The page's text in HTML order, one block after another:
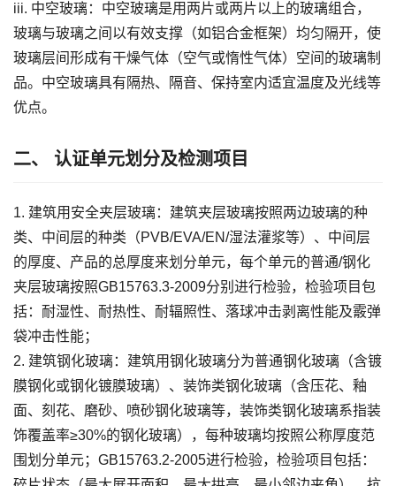
iii. 中空玻璃：中空玻璃是用两片或两片以上的玻璃组合，
玻璃与玻璃之间以有效支撑（如铝合金框架）均匀隔开，使
玻璃层间形成有干燥气体（空气或惰性气体）空间的玻璃制
品。中空玻璃具有隔热、隔音、保持室内适宜温度及光线等
优点。
二、 认证单元划分及检测项目
1. 建筑用安全夹层玻璃：建筑夹层玻璃按照两边玻璃的种
类、中间层的种类（PVB/EVA/EN/湿法灌浆等）、中间层
的厚度、产品的总厚度来划分单元，每个单元的普通/钢化
夹层玻璃按照GB15763.3-2009分别进行检验，检验项目包
括：耐湿性、耐热性、耐辐照性、落球冲击剥离性能及霰弹
袋冲击性能；
2. 建筑钢化玻璃：建筑用钢化玻璃分为普通钢化玻璃（含镀
膜钢化或钢化镀膜玻璃）、装饰类钢化玻璃（含压花、釉
面、刻花、磨砂、喷砂钢化玻璃等，装饰类钢化玻璃系指装
饰覆盖率≥30%的钢化玻璃），每种玻璃均按照公称厚度范
围划分单元；GB15763.2-2005进行检验，检验项目包括：